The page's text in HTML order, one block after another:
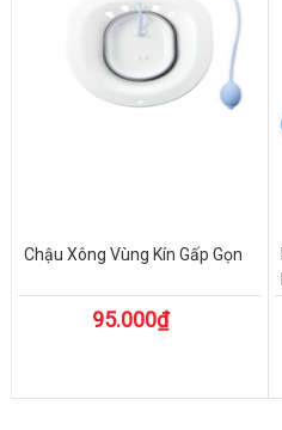
Chậu Xông Vùng Kín Gấp Gọn
95.000₫